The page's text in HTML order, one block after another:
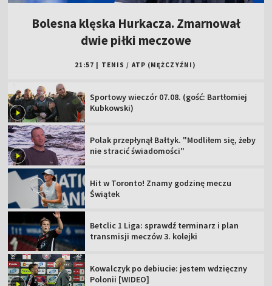
Bolesna klęska Hurkacza. Zmarnował
dwie piłki meczowe
21:57 TENIS / ATP (MĘŻCZYŹNI)
Sportowy wieczór 07.08. (gość: Bartłomiej
Kubkowski)
Polak przepłynął Bałtyk. "Modliłem się, żeby
nie stracić świadomości"
Hit w Toronto! Znamy godzinę meczu
Świątek
Betclic 1 Liga: sprawdź terminarz i plan
transmisji meczów 3. kolejki
Kowalczyk po debiucie: jestem wdzięczny
Polonii [WIDEO]